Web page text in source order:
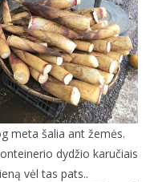
meta šalia ant žemės.
dydžio karučiais
vėl tas pats..